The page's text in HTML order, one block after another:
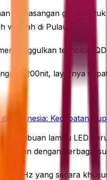
pemasangan gratis
wilayah di Pulau Jawa.
teknologi
1.200nit, layarnya
Indonesia: Kecepatan
ribuan lampu LED
dengan berbagai
144Hz yang secara